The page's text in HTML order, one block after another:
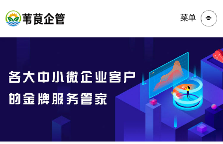
菜单